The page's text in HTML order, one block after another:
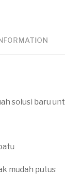
solusi baru
mudah putus